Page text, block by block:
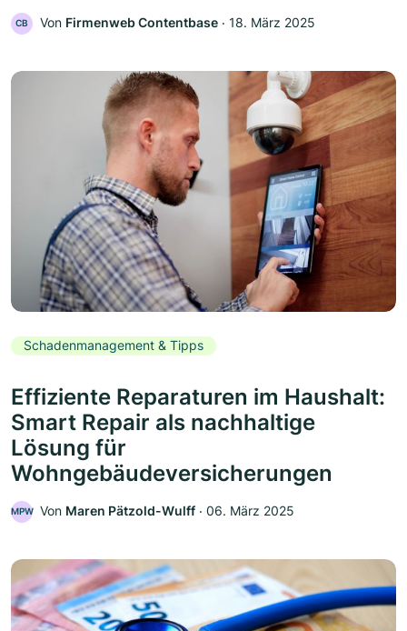
CB Von Firmenweb Contentbase ‧ 18. März 2025
Schadenmanagement & Tipps
Effiziente Reparaturen im Haushalt:
Smart Repair als nachhaltige
Lösung für
Wohngebäudeversicherungen
MPW Von Maren Pätzold-Wulff ‧ 06. März 2025